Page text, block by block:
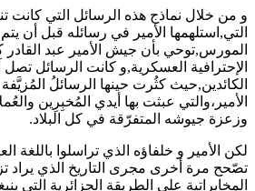
و من خلال نماذج هذه الرسائل التي كانت
التي,استلهمها الأمير في رسائله قبل أن
المورس,توحي بأن جيش الأمير عبد القادر
الإحترافية العسكرية,و كانت الرسائل
الكائدين,حيث كثُرت حينها الرسائلُ
الأمير،والتي عبثت بها أيدي المُخبِرِين
وزعزة جيوشه المتفرّقة في كل البلاد.
لكن الأمير و خلفاؤه الذي تراسلوا باللغة
تصّحح مرة أخرى مجرى التاريخ الذي يراد
المخابراتية على الطريقة الجزائرية التي